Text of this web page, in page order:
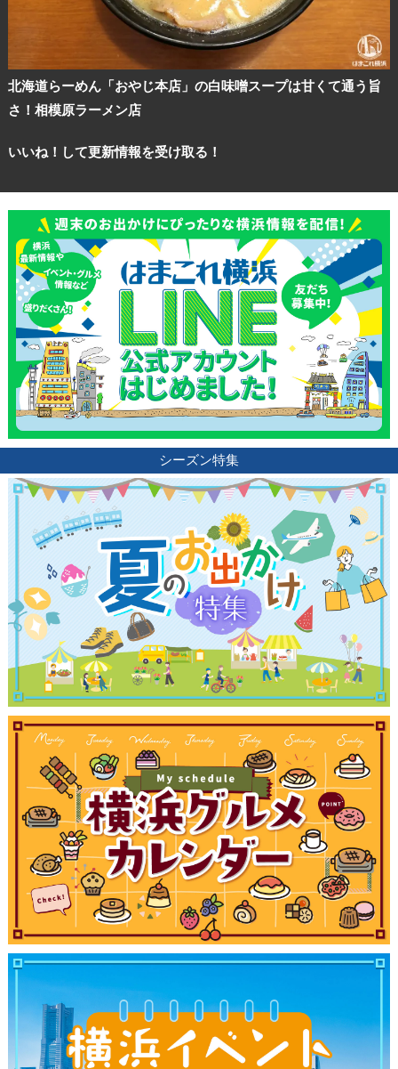
北海道らーめん「おやじ本店」の白味噌スープは甘くて通う旨
さ！相模原ラーメン店
いいね！して更新情報を受け取る！
シーズン特集
観光ガイド
ランキング
ブログ記事
サイトについて